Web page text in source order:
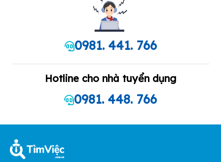
0981. 441. 766
Hotline cho nhà tuyển dụng
0981. 448. 766